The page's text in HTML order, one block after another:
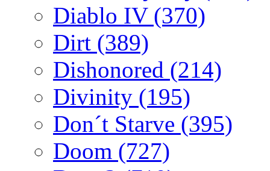
Diablo IV (370)
Dirt (389)
Dishonored (214)
Divinity (195)
Don´t Starve (395)
Doom (727)